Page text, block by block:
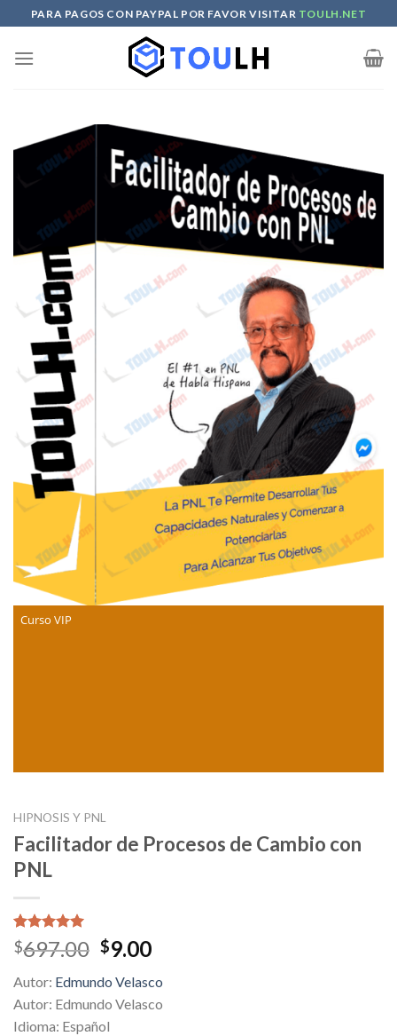
to
content
PARA PAGOS CON PAYPAL POR FAVOR VISITAR TOULH.NET
Curso VIP
HIPNOSIS Y PNL
Facilitador de Procesos de Cambio con
PNL
Valorado
5.00sobre
en
2
puntuaciones
de clientes
$697.00 Original
was:
$697.00.
$9.00Current
is:
$9.00.
Autor: Edmundo Velasco
Autor: Edmundo Velasco
Idioma: Español